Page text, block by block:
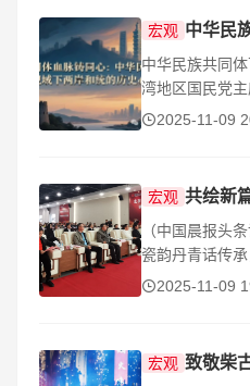
宏观
中华民族共同
湾地区国民党主
和统的郑丽文
2025-11-09
宏观
（中国晨报头
瓷韵丹青话传
日，景德镇陶
2025-11-09
宏观